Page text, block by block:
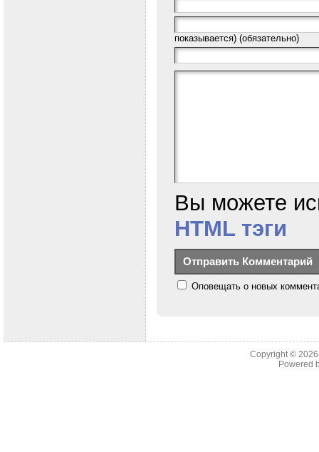
показывается) (обязательно)
Вы можете
HTML тэги
Оповещать о новых
Copyright ©
Powered